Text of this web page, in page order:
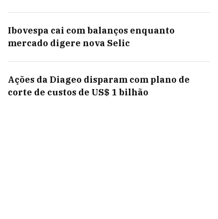
Ibovespa cai com balanços enquanto
mercado digere nova Selic
Ações da Diageo disparam com plano de
corte de custos de US$ 1 bilhão